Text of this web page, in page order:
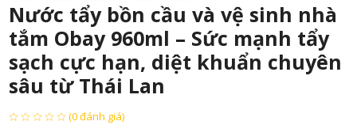
Nước tẩy bồn cầu và vệ sinh nhà
tắm Obay 960ml – Sức mạnh tẩy
sạch cực hạn, diệt khuẩn chuyên
sâu từ Thái Lan
(0 đánh giá)